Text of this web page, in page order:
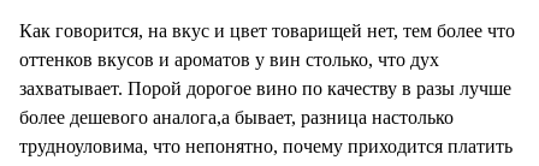
Как говорится, на вкус и цвет товарищей нет, тем более что
оттенков вкусов и ароматов у вин столько, что дух
захватывает. Порой дорогое вино по качеству в разы лучше
более дешевого аналога,а бывает, разница настолько
трудноуловима, что непонятно, почему приходится платить